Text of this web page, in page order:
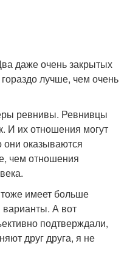
даже очень закрытых
лучше, чем очень
ревнивы. Ревнивцы
И их отношения могут
они оказываются
чем отношения
имеет больше
А вот
подтверждали,
друг друга, я не